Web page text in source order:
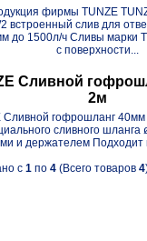
фирмы TUNZE
встроенный слив для
до 1500л/ч Сливы марки
с поверхности...
Сливной
2м
Сливной гофрошланг
сливного
и держателем Подходит
с 1по 4(Всего товаров 4